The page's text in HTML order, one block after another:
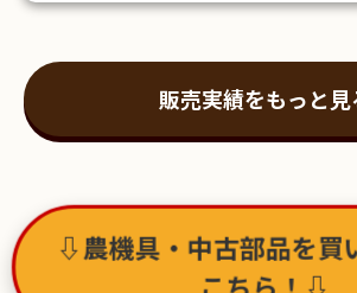
販売実績をもっと見
⇩農機具・中古部品を買